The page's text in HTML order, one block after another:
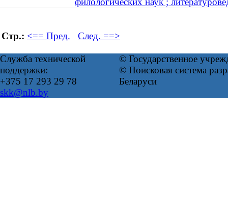
Стр.: <== Пред. След. ==>
Служба технической
поддержки:
+375 17 293 29 78
skk@nlb.by
© Государственное
© Поисковая система
Беларуси